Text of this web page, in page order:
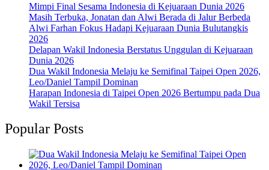
Mimpi Final Sesama Indonesia di Kejuaraan Dunia 2026
Masih Terbuka, Jonatan dan Alwi Berada di Jalur Berbeda
Alwi Farhan Fokus Hadapi Kejuaraan Dunia Bulutangkis
2026
Delapan Wakil Indonesia Berstatus Unggulan di Kejuaraan
Dunia 2026
Dua Wakil Indonesia Melaju ke Semifinal Taipei Open 2026,
Leo/Daniel Tampil Dominan
Harapan Indonesia di Taipei Open 2026 Bertumpu pada Dua
Wakil Tersisa
Popular Posts